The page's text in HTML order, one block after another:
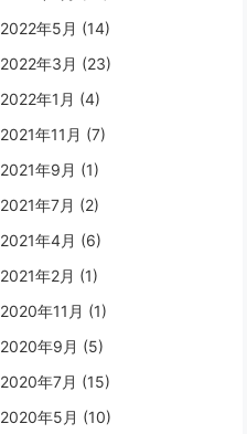
2022年5月 (14)
2022年3月 (23)
2022年1月 (4)
2021年11月 (7)
2021年9月 (1)
2021年7月 (2)
2021年4月 (6)
2021年2月 (1)
2020年11月 (1)
2020年9月 (5)
2020年7月 (15)
2020年5月 (10)